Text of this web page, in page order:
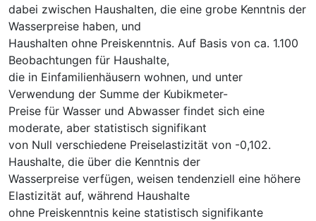
dabei zwischen Haushalten, die eine grobe Kenntnis der
Wasserpreise haben, und
Haushalten ohne Preiskenntnis. Auf Basis von ca. 1.100
Beobachtungen für Haushalte,
die in Einfamilienhäusern wohnen, und unter
Verwendung der Summe der Kubikmeter-
Preise für Wasser und Abwasser findet sich eine
moderate, aber statistisch signifikant
von Null verschiedene Preiselastizität von -0,102.
Haushalte, die über die Kenntnis der
Wasserpreise verfügen, weisen tendenziell eine höhere
Elastizität auf, während Haushalte
ohne Preiskenntnis keine statistisch signifikante